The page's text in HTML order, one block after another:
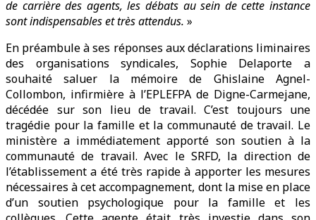
de carrière des agents, les débats au sein de cette instance
sont indispensables et très attendus. »
En préambule à ses réponses aux déclarations liminaires
des organisations syndicales, Sophie Delaporte a
souhaité saluer la mémoire de Ghislaine Agnel-
Collombon, infirmière à l’EPLEFPA de Digne-Carmejane,
décédée sur son lieu de travail. C’est toujours une
tragédie pour la famille et la communauté de travail. Le
ministère a immédiatement apporté son soutien à la
communauté de travail. Avec le SRFD, la direction de
l’établissement a été très rapide à apporter les mesures
nécessaires à cet accompagnement, dont la mise en place
d’un soutien psychologique pour la famille et les